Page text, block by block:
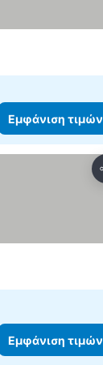
Εμφάνιση τιμών
Εμφάνιση τιμών